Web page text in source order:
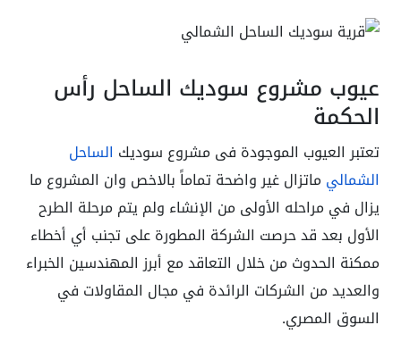
عيوب مشروع سوديك الساحل رأس
الحكمة
تعتبر العيوب الموجودة فى مشروع سوديك الساحل
الشمالي ماتزال غير واضحة تماماً بالاخص وان المشروع ما
يزال في مراحله الأولى من الإنشاء ولم يتم مرحلة الطرح
الأول بعد قد حرصت الشركة المطورة على تجنب أي أخطاء
ممكنة الحدوث من خلال التعاقد مع أبرز المهندسين الخبراء
والعديد من الشركات الرائدة في مجال المقاولات في
السوق المصري.